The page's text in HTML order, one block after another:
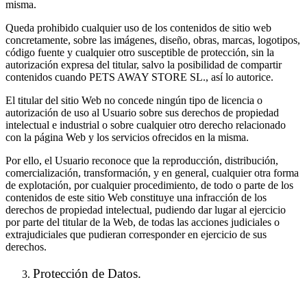
misma.
Queda prohibido cualquier uso de los contenidos de sitio web
concretamente, sobre las imágenes, diseño, obras, marcas, logotipos,
código fuente y cualquier otro susceptible de protección, sin la
autorización expresa del titular, salvo la posibilidad de compartir
contenidos cuando PETS AWAY STORE SL., así lo autorice.
El titular del sitio Web no concede ningún tipo de licencia o
autorización de uso al Usuario sobre sus derechos de propiedad
intelectual e industrial o sobre cualquier otro derecho relacionado
con la página Web y los servicios ofrecidos en la misma.
Por ello, el Usuario reconoce que la reproducción, distribución,
comercialización, transformación, y en general, cualquier otra forma
de explotación, por cualquier procedimiento, de todo o parte de los
contenidos de este sitio Web constituye una infracción de los
derechos de propiedad intelectual, pudiendo dar lugar al ejercicio
por parte del titular de la Web, de todas las acciones judiciales o
extrajudiciales que pudieran corresponder en ejercicio de sus
derechos.
Protección de Datos.